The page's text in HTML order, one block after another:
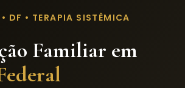
• DF • TERAPIA SISTÊMICA
Familiar em